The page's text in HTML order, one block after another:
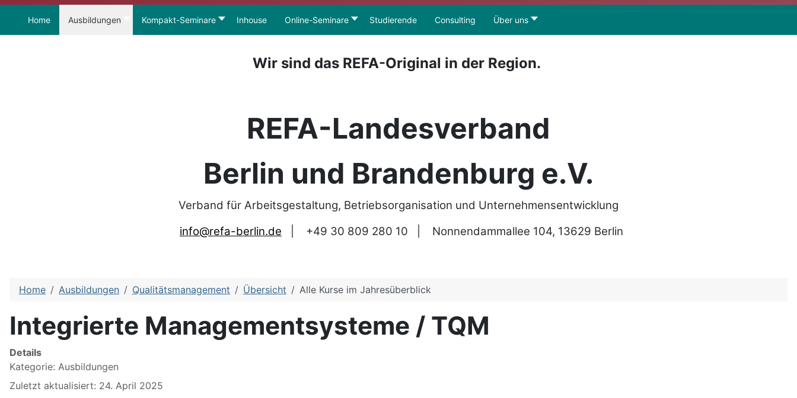
Home Ausbildungen Kompakt-Seminare Inhouse Online-Seminare Studierende Consulting Über uns
Wir sind das REFA-Original in der Region.
REFA-Landesverband
Berlin und Brandenburg e.V.
Verband für Arbeitsgestaltung, Betriebsorganisation und Unternehmensentwicklung
info@refa-berlin.de
+49 30 809 280 10 Nonnendammallee 104, 13629 Berlin
Home Ausbildungen Qualitätsmanagement Übersicht Alle Kurse im Jahresüberblick
Integrierte Managementsysteme / TQM
Details
Kategorie: Ausbildungen
Zuletzt aktualisiert: 24. April 2025